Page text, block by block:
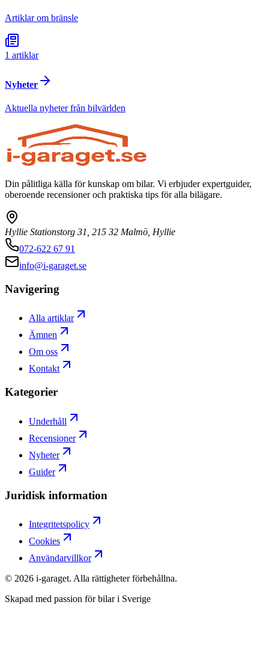
Artiklar om bränsle
1 artiklar
Nyheter
Aktuella nyheter från bilvärlden
Din pålitliga källa för kunskap om bilar. Vi erbjuder expertguider,
oberoende recensioner och praktiska tips för alla bilägare.
Hyllie Stationstorg 31, 215 32 Malmö, Hyllie
072-622 67 91
info@i-garaget.se
Navigering
Alla artiklar
Ämnen
Om oss
Kontakt
Kategorier
Underhåll
Recensioner
Nyheter
Guider
Juridisk information
Integritetspolicy
Cookies
Användarvillkor
© 2026 i-garaget. Alla rättigheter förbehållna.
Skapad med passion för bilar i Sverige